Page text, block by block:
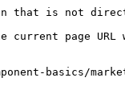
that is not
current page
basics/